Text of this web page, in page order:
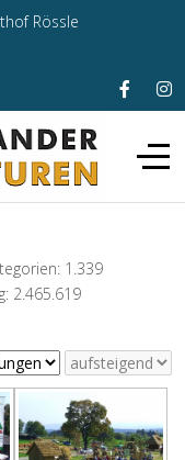
Rössle
1.339
2.465.619